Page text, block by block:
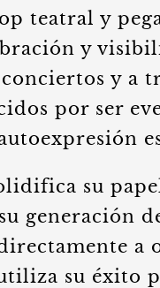
teatral y
y
y a
por ser
su
generación
a
su éxito